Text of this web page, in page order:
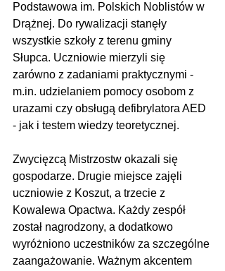
Podstawowa im. Polskich Noblistów w
Drążnej. Do rywalizacji stanęły
wszystkie szkoły z terenu gminy
Słupca. Uczniowie mierzyli się
zarówno z zadaniami praktycznymi -
m.in. udzielaniem pomocy osobom z
urazami czy obsługą defibrylatora AED
- jak i testem wiedzy teoretycznej.
Zwycięzcą Mistrzostw okazali się
gospodarze. Drugie miejsce zajęli
uczniowie z Koszut, a trzecie z
Kowalewa Opactwa. Każdy zespół
został nagrodzony, a dodatkowo
wyróżniono uczestników za szczególne
zaangażowanie. Ważnym akcentem